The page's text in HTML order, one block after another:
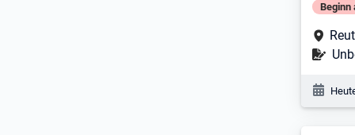
Beginn